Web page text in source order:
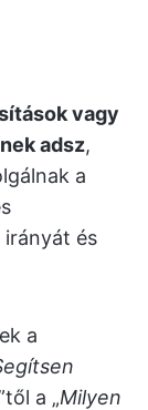
vagy
adsz,
a
és
a
a „Milyen